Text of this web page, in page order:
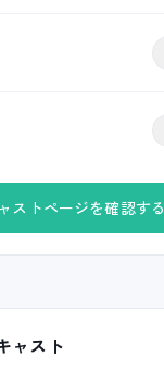
ストページを確認する
ャスト